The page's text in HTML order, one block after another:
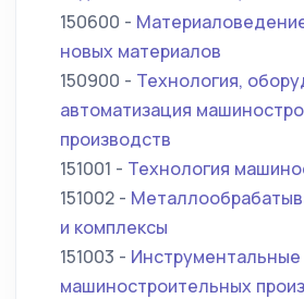
150600 -
новых материалов
150900 - Технология,
автоматизация
производств
151001 - Технология
151002 -
и комплексы
151003 -
машиностроительных